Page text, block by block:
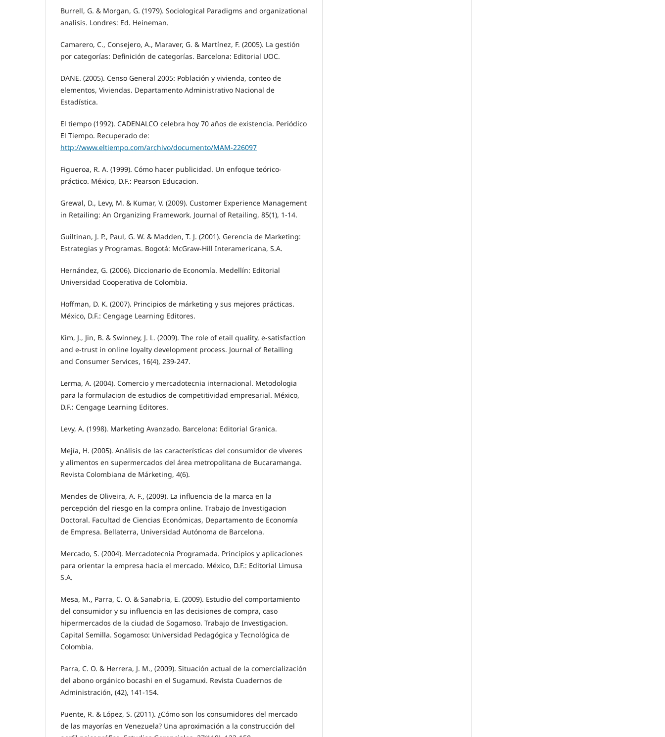
Burrell, G. & Morgan, G. (1979). Sociological Paradigms and organizational
analisis. Londres: Ed. Heineman.
Camarero, C., Consejero, A., Maraver, G. & Martínez, F. (2005). La gestión
por categorías: Definición de categorías. Barcelona: Editorial UOC.
DANE. (2005). Censo General 2005: Población y vivienda, conteo de
elementos, Viviendas. Departamento Administrativo Nacional de
Estadística.
El tiempo (1992). CADENALCO celebra hoy 70 años de existencia. Periódico
El Tiempo. Recuperado de:
http://www.eltiempo.com/archivo/documento/MAM-226097
Figueroa, R. A. (1999). Cómo hacer publicidad. Un enfoque teórico-
práctico. México, D.F.: Pearson Educacion.
Grewal, D., Levy, M. & Kumar, V. (2009). Customer Experience Management
in Retailing: An Organizing Framework. Journal of Retailing, 85(1), 1-14.
Guiltinan, J. P., Paul, G. W. & Madden, T. J. (2001). Gerencia de Marketing:
Estrategias y Programas. Bogotá: McGraw-Hill Interamericana, S.A.
Hernández, G. (2006). Diccionario de Economía. Medellín: Editorial
Universidad Cooperativa de Colombia.
Hoffman, D. K. (2007). Principios de márketing y sus mejores prácticas.
México, D.F.: Cengage Learning Editores.
Kim, J., Jin, B. & Swinney, J. L. (2009). The role of etail quality, e-satisfaction
and e-trust in online loyalty development process. Journal of Retailing
and Consumer Services, 16(4), 239-247.
Lerma, A. (2004). Comercio y mercadotecnia internacional. Metodologia
para la formulacion de estudios de competitividad empresarial. México,
D.F.: Cengage Learning Editores.
Levy, A. (1998). Marketing Avanzado. Barcelona: Editorial Granica.
Mejía, H. (2005). Análisis de las características del consumidor de víveres
y alimentos en supermercados del área metropolitana de Bucaramanga.
Revista Colombiana de Márketing, 4(6).
Mendes de Oliveira, A. F., (2009). La influencia de la marca en la
percepción del riesgo en la compra online. Trabajo de Investigacion
Doctoral. Facultad de Ciencias Económicas, Departamento de Economía
de Empresa. Bellaterra, Universidad Autónoma de Barcelona.
Mercado, S. (2004). Mercadotecnia Programada. Principios y aplicaciones
para orientar la empresa hacia el mercado. México, D.F.: Editorial Limusa
S.A.
Mesa, M., Parra, C. O. & Sanabria, E. (2009). Estudio del comportamiento
del consumidor y su influencia en las decisiones de compra, caso
hipermercados de la ciudad de Sogamoso. Trabajo de Investigacion.
Capital Semilla. Sogamoso: Universidad Pedagógica y Tecnológica de
Colombia.
Parra, C. O. & Herrera, J. M., (2009). Situación actual de la comercialización
del abono orgánico bocashi en el Sugamuxi. Revista Cuadernos de
Administración, (42), 141-154.
Puente, R. & López, S. (2011). ¿Cómo son los consumidores del mercado
de las mayorías en Venezuela? Una aproximación a la construcción del